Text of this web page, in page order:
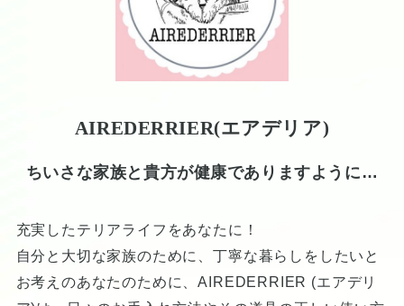
AIREDERRIER(エアデリア)
ちいさな家族と貴方が健康でありますように…
充実したテリアライフをあなたに！
自分と大切な家族のために、丁寧な暮らしをしたいと
お考えのあなたのために、AIREDERRIER (エアデリ